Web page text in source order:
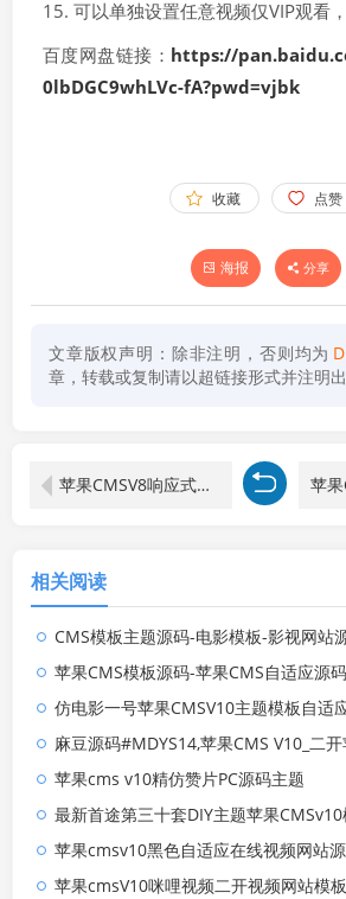
15. 可以单独设置任意视频仅VIP观看
百度网盘链接： https://
0lbDGC9whLVc-fA?pwd=vjbk
收藏 点赞
海报 分享
文章版权声明：除非注明，否则均为
章，转载或复制请以超链接形式并注明出
苹果CMSV8响应式黑色m1938模板下载
相关阅读
CMS模板主题源码-电影模板-影视网站源
苹果CMS模板源码-苹果CMS自适应源码-
仿电影一号苹果CMSV10主题模板自适
麻豆源码#MDYS14,苹果CMS V10_二开苹果
苹果cms v10精仿赞片PC源码主题
最新首途第三十套DIY主题苹果CMSv10
苹果cmsv10黑色自适应在线视频网站
苹果cmsV10咪哩视频二开视频网站模板